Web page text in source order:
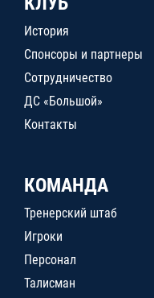
История
Спонсоры и партнеры
Сотрудничество
ДС «Большой»
Контакты
КОМАНДА
Тренерский штаб
Игроки
Персонал
Талисман